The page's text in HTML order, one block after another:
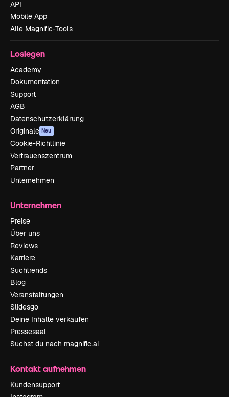
API
Mobile App
Alle Magnific-Tools
Loslegen
Academy
Dokumentation
Support
AGB
Datenschutzerklärung
Originale Neu
Cookie-Richtlinie
Vertrauenszentrum
Partner
Unternehmen
Unternehmen
Preise
Über uns
Reviews
Karriere
Suchtrends
Blog
Veranstaltungen
Slidesgo
Deine Inhalte verkaufen
Pressesaal
Suchst du nach magnific.ai
Kontakt aufnehmen
Kundensupport